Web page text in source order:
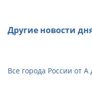
Другие новости
Все города России от А